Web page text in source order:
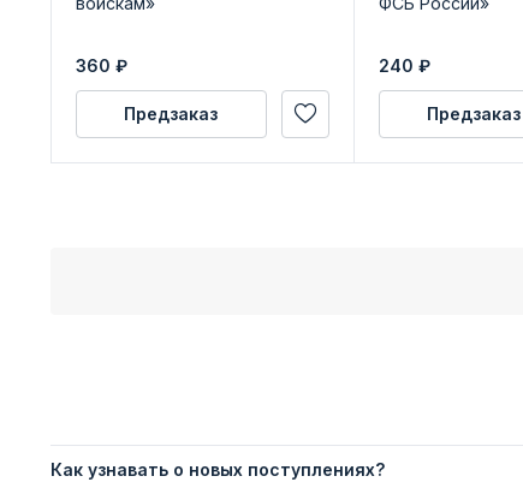
360 ₽
Предзаказ
240 ₽
Предзаказ
Как узнавать о новых поступлениях?